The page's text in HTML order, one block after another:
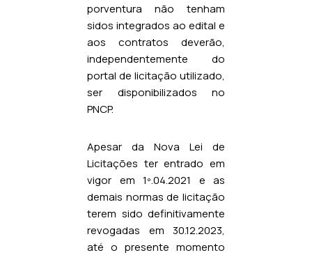
porventura não tenham
sidos integrados ao edital e
aos contratos deverão,
independentemente do
portal de licitação utilizado,
ser disponibilizados no
PNCP.
Apesar da Nova Lei de
Licitações ter entrado em
vigor em 1º.04.2021 e as
demais normas de licitação
terem sido definitivamente
revogadas em 30.12.2023,
até o presente momento